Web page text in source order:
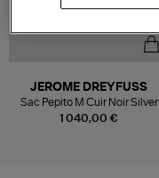
1 040,00 €
JEROME DREYFUSS
Sac Pepito M Cuir Noir Silver